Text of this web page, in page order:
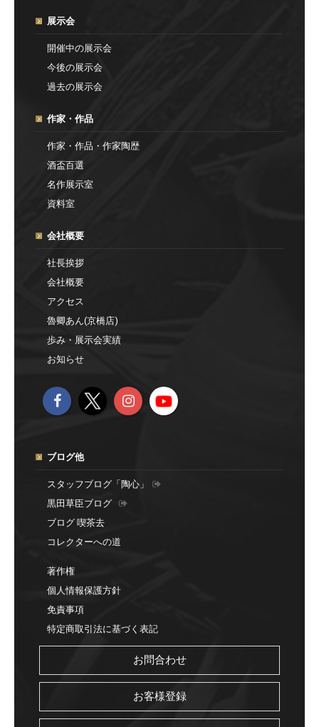
展示会
開催中の展示会
今後の展示会
過去の展示会
作家・作品
作家・作品・作家陶歴
酒盃百選
名作展示室
資料室
会社概要
社長挨拶
会社概要
アクセス
魯卿あん(京橋店)
歩み・展示会実績
お知らせ
ブログ他
スタッフブログ「陶心」
黒田草臣ブログ
ブログ 喫茶去
コレクターへの道
著作権
個人情報保護方針
免責事項
特定商取引法に基づく表記
お問合わせ
お客様登録